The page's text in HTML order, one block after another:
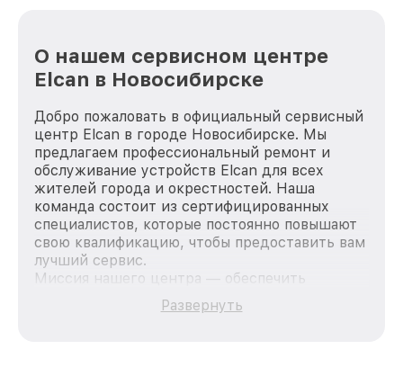
О нашем сервисном центре
Elcan в Новосибирске
Добро пожаловать в официальный сервисный
центр Elcan в городе Новосибирске. Мы
предлагаем профессиональный ремонт и
обслуживание устройств Elcan для всех
жителей города и окрестностей. Наша
команда состоит из сертифицированных
специалистов, которые постоянно повышают
свою квалификацию, чтобы предоставить вам
лучший сервис.
Миссия нашего центра — обеспечить
качественный и доступный ремонт для
каждого пользователя продукции Elcan, вне
Развернуть